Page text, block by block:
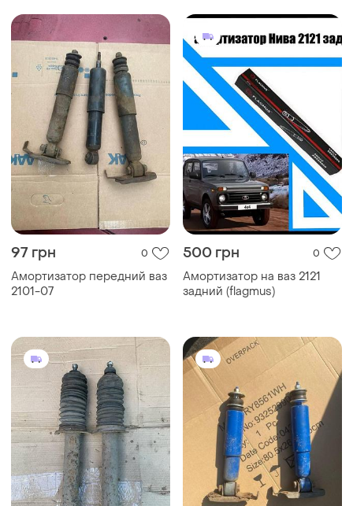
97 грн 0
Амортизатор передний ваз
2101-07
500 грн 0
Амортизатор на ваз 2121
задний (flagmus)